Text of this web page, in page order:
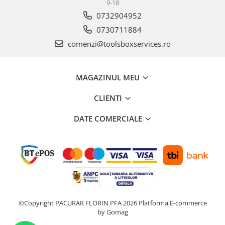
Antrenor articulat si culisant
Ciocan, levier, dalti si dornuri
Cleste si set clesti
Scule diverse mecanica
Scule Pneumatice
Scule service ulei, gresare,
combustibil
Scule sistem franare
Scule supape
9-18
0732904952
0730711884
comenzi@toolsboxservices.ro
MAGAZINUL MEU
CLIENTI
DATE COMERCIALE
©Copyright PACURAR FLORIN PFA 2026 Platforma E-commerce
by Gomag